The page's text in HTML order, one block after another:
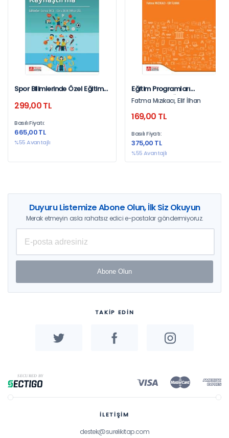
Spor Bilimlerinde Özel Eğitim
299,00 TL
Basılı Fiyatı:
665,00 TL
%55 Avantajlı
Eğitim Programları
Bağlamında Üniversite
Fatma Mızıkacı, Elif İlhan
169,00 TL
Basılı Fiyatı:
375,00 TL
%55 Avantajlı
Duyuru Listemize Abone Olun, İlk Siz Okuyun
Merak etmeyin asla rahatsız edici e-postalar göndermiyoruz.
Abone Olun
TAKİP EDİN
İLETİŞİM
destek@surelikitap.com